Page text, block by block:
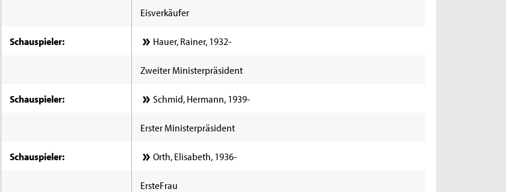
Eisverkäufer
Schauspieler: Hauer, Rainer, 1932-
Zweiter Ministerpräsident
Schauspieler: Schmid, Hermann, 1939-
Erster Ministerpräsident
Schauspieler: Orth, Elisabeth, 1936-
ErsteFrau